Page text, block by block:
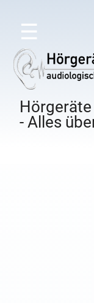
☰
- Alles